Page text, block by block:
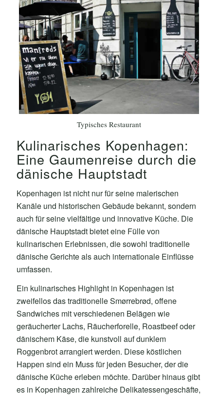
Typisches Restaurant
Kulinarisches Kopenhagen:
Eine Gaumenreise durch die
dänische Hauptstadt
Kopenhagen ist nicht nur für seine malerischen
Kanäle und historischen Gebäude bekannt, sondern
auch für seine vielfältige und innovative Küche. Die
dänische Hauptstadt bietet eine Fülle von
kulinarischen Erlebnissen, die sowohl traditionelle
dänische Gerichte als auch internationale Einflüsse
umfassen.
Ein kulinarisches Highlight in Kopenhagen ist
zweifellos das traditionelle Smørrebrød, offene
Sandwiches mit verschiedenen Belägen wie
geräucherter Lachs, Räucherforelle, Roastbeef oder
dänischem Käse, die kunstvoll auf dunklem
Roggenbrot arrangiert werden. Diese köstlichen
Happen sind ein Muss für jeden Besucher, der die
dänische Küche erleben möchte. Darüber hinaus gibt
es in Kopenhagen zahlreiche Delikatessengeschäfte,